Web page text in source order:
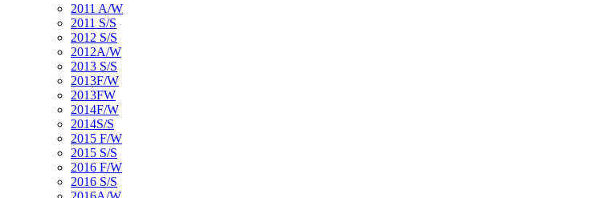
2011 A/W
2011 S/S
2012 S/S
2012A/W
2013 S/S
2013F/W
2013FW
2014F/W
2014S/S
2015 F/W
2015 S/S
2016 F/W
2016 S/S